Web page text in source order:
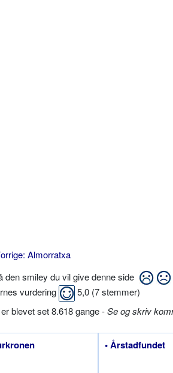
Almorratxa
den smiley du vil give denne side
vurdering
5,0 (7stemmer)
blevet set 8.618 gange -Se og skriv
• Årstadfundet